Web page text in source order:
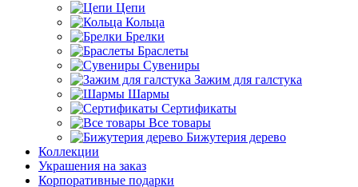
Цепи
Кольца
Брелки
Браслеты
Сувениры
Зажим для галстука
Шармы
Сертификаты
Все товары
Бижутерия дерево
Коллекции
Украшения на заказ
Корпоративные подарки